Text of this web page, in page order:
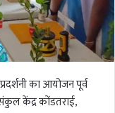
का आयोजन पूर्व
केंद्र कोंडतराई,